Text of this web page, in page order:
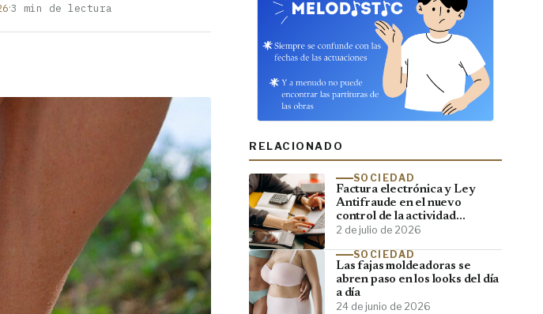
·3 min de lectura
RELACIONADO
SOCIEDAD
Factura electrónica y Ley
Antifraude en el nuevo
control de la actividad
empresarial
2 de julio de 2026
SOCIEDAD
Las fajas moldeadoras se
abren paso en los looks del día
a día
24 de junio de 2026